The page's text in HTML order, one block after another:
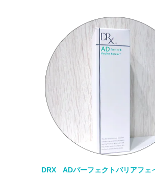
DRX ADパーフェクトバリアフェ